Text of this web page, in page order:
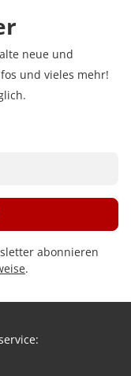
neue und
und vieles mehr!
abonnieren
.